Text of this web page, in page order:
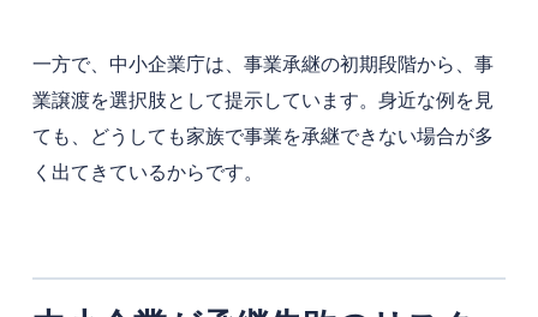
一方で、中小企業庁は、事業承継の初期段階から、事
業譲渡を選択肢として提示しています。身近な例を見
ても、どうしても家族で事業を承継できない場合が多
く出てきているからです。